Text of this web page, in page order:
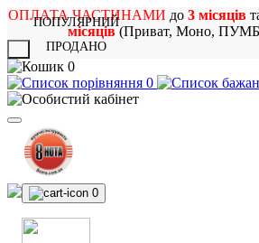
ОПЛАТА ЧАСТИНАМИ до 3 місяців
місяців(Приват, Моно,
0
0
0
ПОПУЛЯРНИЙ
ПРОДАНО